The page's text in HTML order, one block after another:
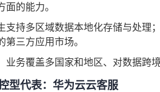
的能力。
支持多区域数据本地化存储与处理
三方应用市场。
业务覆盖多国家和地区、对数据跨
型代表：华为云云客服